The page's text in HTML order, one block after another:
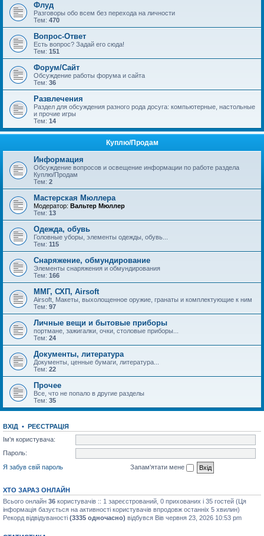
Флуд
Разговоры обо всем без перехода на личности
Тем: 470
Вопрос-Ответ
Есть вопрос? Задай его сюда!
Тем: 151
Форум/Сайт
Обсуждение работы форума и сайта
Тем: 36
Развлечения
Раздел для обсуждения разного рода досуга: компьютерные, настольные
и прочие игры
Тем: 14
Куплю/Продам
Информация
Обсуждение вопросов и освещение информации по работе раздела
Куплю/Продам
Тем: 2
Мастерская Мюллера
Модератор: Вальтер Мюллер
Тем: 13
Одежда, обувь
Головные уборы, элементы одежды, обувь...
Тем: 115
Снаряжение, обмундирование
Элементы снаряжения и обмундирования
Тем: 166
ММГ, СХП, Airsoft
Airsoft, Макеты, выхолощенное оружие, гранаты и комплектующие к ним
Тем: 97
Личные вещи и бытовые приборы
портмане, зажигалки, очки, столовые приборы...
Тем: 24
Документы, литература
Документы, ценные бумаги, литература...
Тем: 22
Прочее
Все, что не попало в другие разделы
Тем: 35
ВХІД • РЕЄСТРАЦІЯ
Ім'я користувача:
Пароль:
Я забув свій пароль
Запам'ятати мене
ХТО ЗАРАЗ ОНЛАЙН
Всього онлайн 36 користувачів :: 1 зареєстрований, 0 прихованих і 35 гостей (Ця
інформація базується на активності користувачів впродовж останніх 5 хвилин)
Рекорд відвідуваності (3335 одночасно) відбувся Вів червня 23, 2026 10:53 pm